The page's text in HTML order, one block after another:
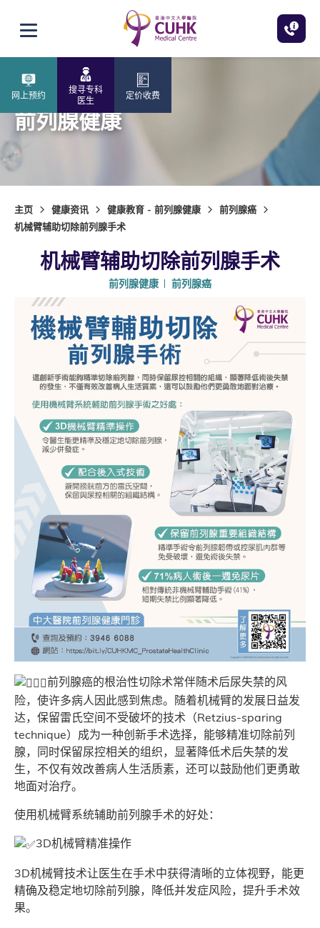
打开选单
网上预约
搜寻专科
医生
定价收费
前列腺健康
主页 健康资讯 健康教育 - 前列腺健康
前列腺癌
机械臂辅助切除前列腺手术
机械臂辅助切除前列腺手术
前列腺健康 前列腺癌
前列腺癌的根治性切除术常伴随术后尿失禁的风
险，使许多病人因此感到焦虑。随着机械臂的发展日益发
达，保留雷氏空间不受破坏的技术（Retzius-sparing
technique）成为一种创新手术选择，能够精准切除前列
腺，同时保留尿控相关的组织，显著降低术后失禁的发
生，不仅有效改善病人生活质素，还可以鼓励他们更勇敢
地面对治疗。
使用机械臂系统辅助前列腺手术的好处：
3D机械臂精准操作
3D机械臂技术让医生在手术中获得清晰的立体视野，能更
精确及稳定地切除前列腺，降低并发症风险，提升手术效
果。